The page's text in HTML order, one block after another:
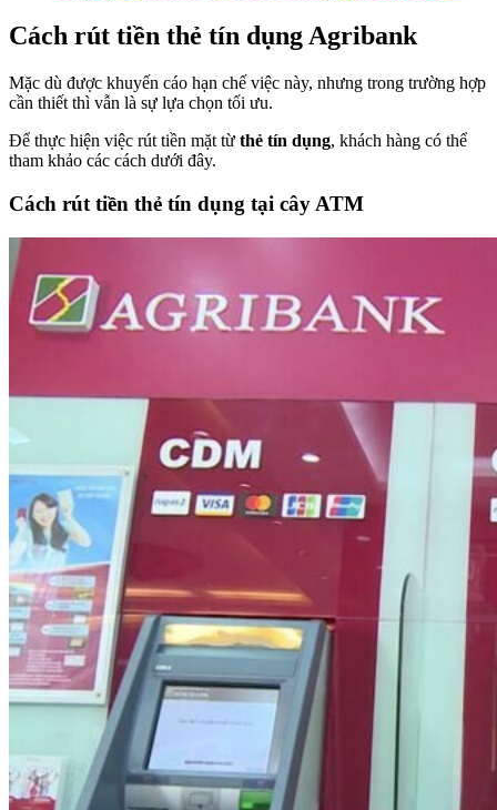
Cách rút tiền thẻ tín dụng Agribank
Mặc dù được khuyến cáo hạn chế việc này, nhưng trong trường hợp
cần thiết thì vẫn là sự lựa chọn tối ưu.
Để thực hiện việc rút tiền mặt từ thẻ tín dụng, khách hàng có thể
tham khảo các cách dưới đây.
Cách rút tiền thẻ tín dụng tại cây ATM